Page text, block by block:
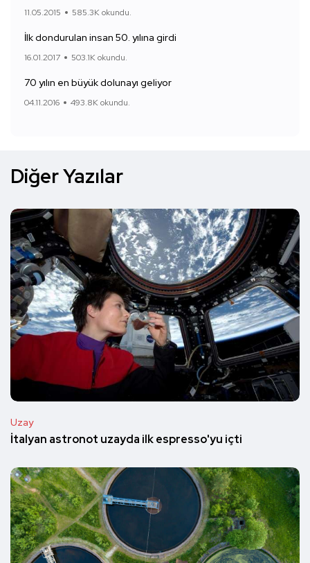
11.05.2015 585.3K okundu.
İlk dondurulan insan 50. yılına girdi
16.01.2017 503.1K okundu.
70 yılın en büyük dolunayı geliyor
04.11.2016 493.8K okundu.
Diğer Yazılar
Uzay
İtalyan astronot uzayda ilk espresso'yu içti